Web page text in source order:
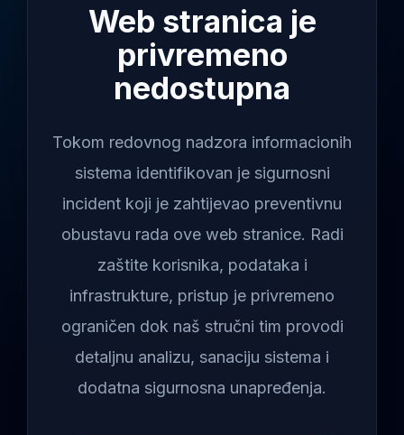
Web stranica je
privremeno
nedostupna
Tokom redovnog nadzora informacionih
sistema identifikovan je sigurnosni
incident koji je zahtijevao preventivnu
obustavu rada ove web stranice. Radi
zaštite korisnika, podataka i
infrastrukture, pristup je privremeno
ograničen dok naš stručni tim provodi
detaljnu analizu, sanaciju sistema i
dodatna sigurnosna unapređenja.